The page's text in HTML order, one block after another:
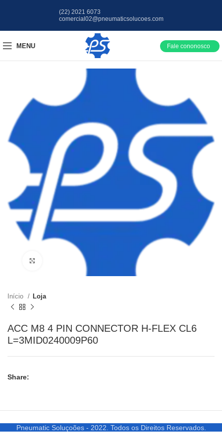
(22) 2021 6073
comercial02@pneumaticsolucoes.com
MENU Fale cononosco
Clique para ampliar
Início Loja
ACC M8 4 PIN CONNECTOR H-FLEX CL6
L=3MID0240009P60
Share:
Pneumatic Soluçoões - 2022. Todos os Direitos Reservados.